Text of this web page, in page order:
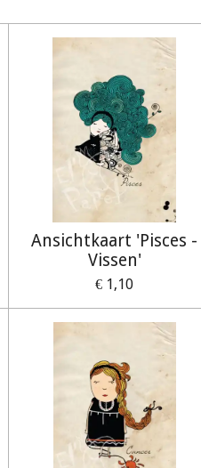
Ansichtkaart 'Pisces -
Vissen'
€ 1,10